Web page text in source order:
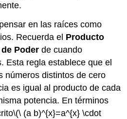
en las raíces como
Recuerda el Producto
Poder de cuando
Esta regla establece que el
números distintos de cero
es igual al producto de cada
potencia. En términos
\(\ (a b)^{x}=a^{x} \cdot